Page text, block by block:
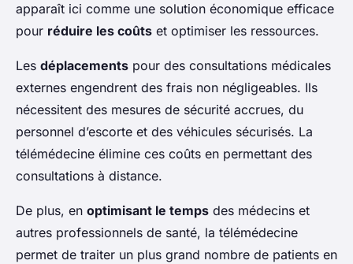
apparaît ici comme une solution économique efficace
pour réduire les coûts et optimiser les ressources.
Les déplacements pour des consultations médicales
externes engendrent des frais non négligeables. Ils
nécessitent des mesures de sécurité accrues, du
personnel d’escorte et des véhicules sécurisés. La
télémédecine élimine ces coûts en permettant des
consultations à distance.
De plus, en optimisant le temps des médecins et
autres professionnels de santé, la télémédecine
permet de traiter un plus grand nombre de patients en